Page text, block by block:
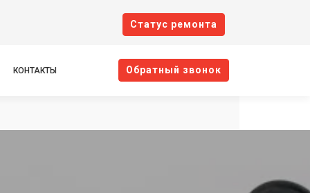
Cтатус ремонта
КОНТАКТЫ Oбратный звонок